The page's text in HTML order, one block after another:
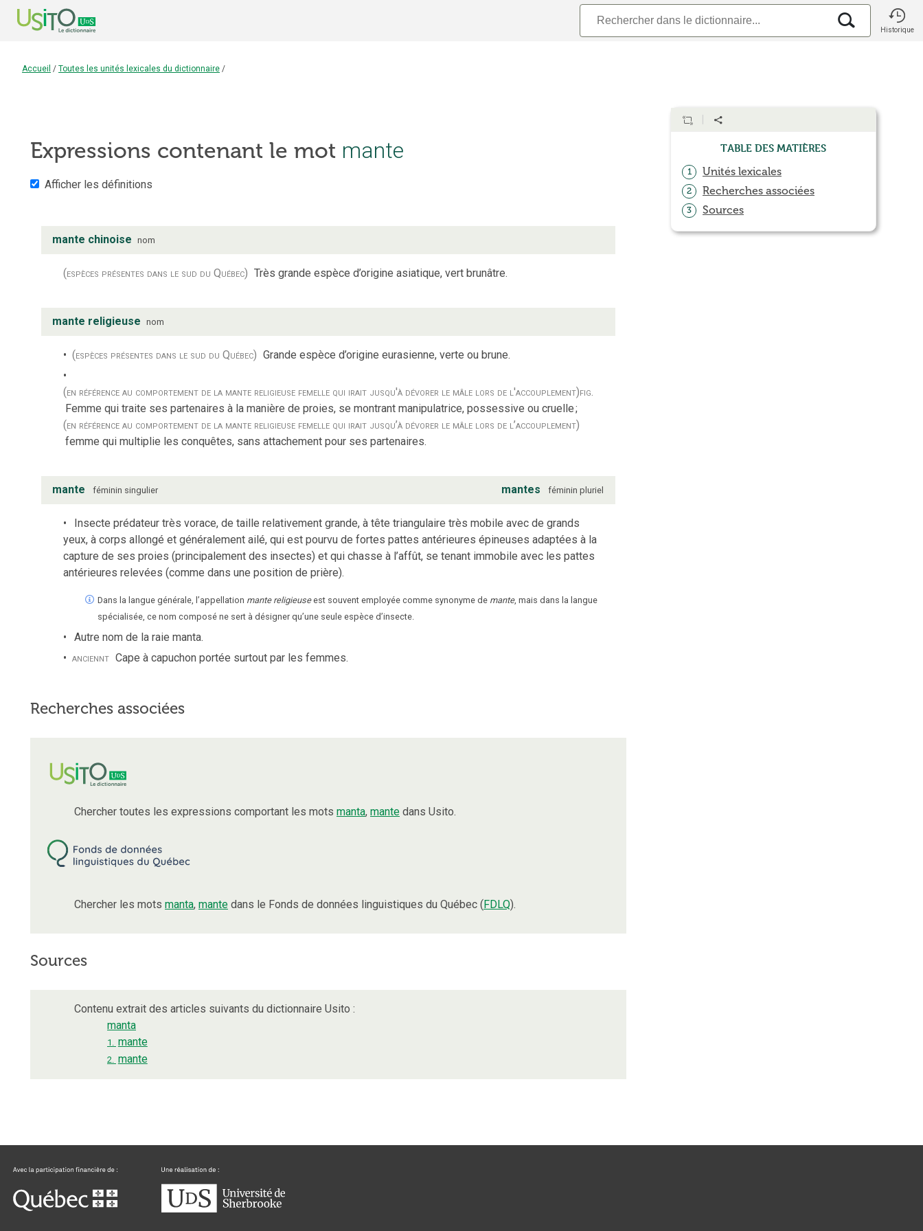
Historique
Accueil / Toutes les unités lexicales du dictionnaire /
Expressions contenant le mot mante
Afficher les définitions
mante chinoise nom
(espèces présentes dans le sud du Québec) Très grande espèce d’origine asiatique, vert brunâtre.
mante religieuse nom
(espèces présentes dans le sud du Québec) Grande espèce d’origine eurasienne, verte ou brune.
(en référence au comportement de la mante religieuse femelle qui irait jusqu'à dévorer le mâle lors de l'accouplement)fig.
Femme qui traite ses partenaires à la manière de proies, se montrant manipulatrice, possessive ou cruelle;
(en référence au comportement de la mante religieuse femelle qui irait jusqu’à dévorer le mâle lors de l’accouplement)
femme qui multiplie les conquêtes, sans attachement pour ses partenaires.
mante féminin singulier mantes féminin pluriel
Insecte prédateur très vorace, de taille relativement grande, à tête triangulaire très mobile avec de grands
yeux, à corps allongé et généralement ailé, qui est pourvu de fortes pattes antérieures épineuses adaptées à la
capture de ses proies (principalement des insectes) et qui chasse à l’affût, se tenant immobile avec les pattes
antérieures relevées (comme dans une position de prière).
Dans la langue générale, l’appellation mante religieuse est souvent employée comme synonyme de mante, mais dans la langue
spécialisée, ce nom composé ne sert à désigner qu’une seule espèce d’insecte.
Autre nom de la raie manta.
anciennt Cape à capuchon portée surtout par les femmes.
Recherches associées
Chercher toutes les expressions comportant les mots manta, mante dans Usito.
Chercher les mots manta, mante dans le Fonds de données linguistiques du Québec (FDLQ).
Sources
Contenu extrait des articles suivants du dictionnaire Usito :
manta
1. mante
2. mante
Table des matières
1 Unités lexicales
2 Recherches associées
3 Sources